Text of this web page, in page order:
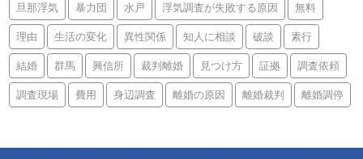
旦那浮気 暴力団 水戸 浮気調査が失敗する原因 無料
理由 生活の変化 異性関係 知人に相談 破談 素行
結婚 群馬 興信所 裁判離婚 見つけ方 証拠 調査依頼
調査現場 費用 身辺調査 離婚の原因 離婚裁判 離婚調停